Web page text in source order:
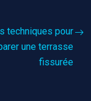
techniques pour
une terrasse
fissurée